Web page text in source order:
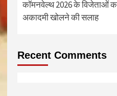
कॉमनवेल्थ 2026 के विजेताओं
अकादमी खोलने की सलाह
Recent Comments